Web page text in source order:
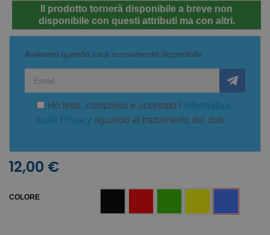
Il prodotto tornerà disponibile a breve non
disponibile con questi attributi ma con altri.
Avvisami quando sarà nuovamente disponibile
Ho letto, compreso e accettato l'informativa
sulla Privacy riguardo al trattamento dei dati.
12,00 €
COLORE